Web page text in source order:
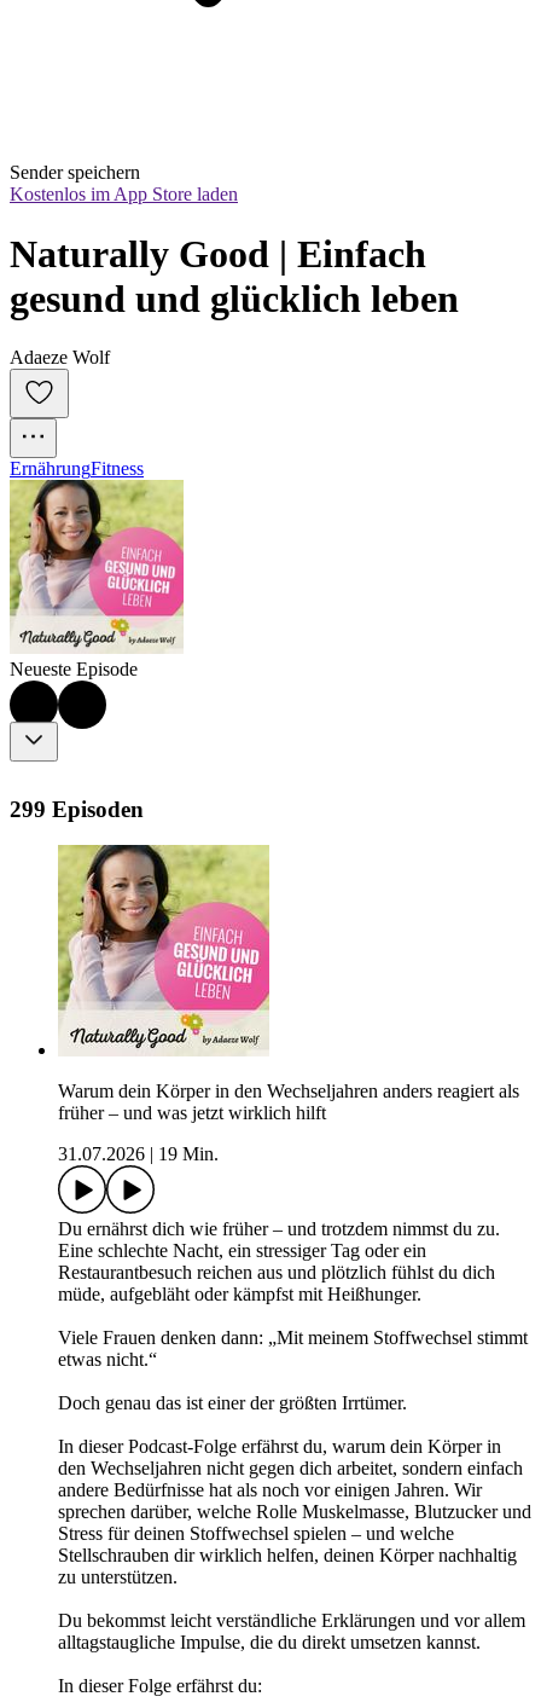
Sender speichern
Kostenlos im App Store laden
Naturally Good | Einfach
gesund und glücklich leben
Adaeze Wolf
ErnährungFitness
Neueste Episode
299 Episoden
Warum dein Körper in den Wechseljahren anders reagiert als
früher – und was jetzt wirklich hilft
31.07.2026
19 Min.
Du ernährst dich wie früher – und trotzdem nimmst du zu.
Eine schlechte Nacht, ein stressiger Tag oder ein
Restaurantbesuch reichen aus und plötzlich fühlst du dich
müde, aufgebläht oder kämpfst mit Heißhunger.
Viele Frauen denken dann: „Mit meinem Stoffwechsel stimmt
etwas nicht.“
Doch genau das ist einer der größten Irrtümer.
In dieser Podcast-Folge erfährst du, warum dein Körper in
den Wechseljahren nicht gegen dich arbeitet, sondern einfach
andere Bedürfnisse hat als noch vor einigen Jahren. Wir
sprechen darüber, welche Rolle Muskelmasse, Blutzucker und
Stress für deinen Stoffwechsel spielen – und welche
Stellschrauben dir wirklich helfen, deinen Körper nachhaltig
zu unterstützen.
Du bekommst leicht verständliche Erklärungen und vor allem
alltagstaugliche Impulse, die du direkt umsetzen kannst.
In dieser Folge erfährst du: